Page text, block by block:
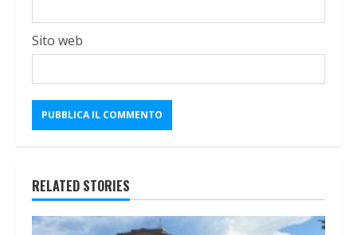
Sito web
RELATED STORIES